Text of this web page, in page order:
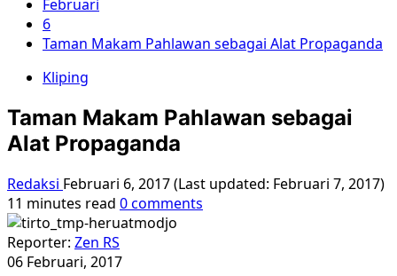
Februari
6
Taman Makam Pahlawan sebagai Alat Propaganda
Kliping
Taman Makam Pahlawan sebagai
Alat Propaganda
Redaksi Februari 6, 2017 (Last updated: Februari 7, 2017)
11 minutes read 0 comments
Reporter: Zen RS
06 Februari, 2017